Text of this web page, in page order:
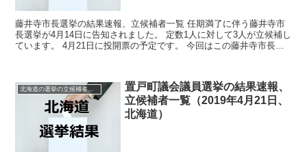
藤井寺市長選挙の結果速報、立候補者一覧 任期満了に伴う藤井寺市
長選挙が4月14日に告知されました。 定数1人に対して3人が立候補し
ています。 4月21日に投開票の予定です。 今回はこの藤井寺市長選
北海道の選挙の立候補者と結果速報一覧
置戸町議会議員選挙の結果速報、
立候補者一覧（2019年4月21日、
北海道）